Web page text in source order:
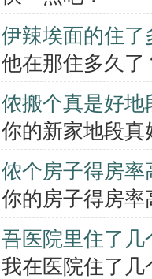
伊辣埃面的住了
他在那住多久了
侬搬个真是好
你的新家地段
侬个房子得房
你的房子得房
吾医院里住了几
我在医院住了几